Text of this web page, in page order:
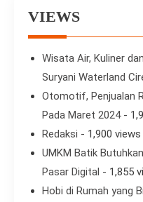
VIEWS
Wisata Air, Kuliner
Suryani Waterland
Otomotif, Penjualan
Pada Maret 2024-
Redaksi - 1,900 views
UMKM Batik
Pasar Digital - 1,855
Hobi di Rumah yang